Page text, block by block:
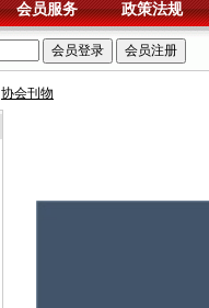
会员服务 政策法规
协会刊物